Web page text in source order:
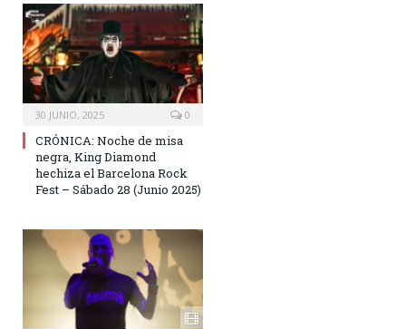
30 JUNIO, 2025 0
CRÓNICA: Noche de misa
negra, King Diamond
hechiza el Barcelona Rock
Fest – Sábado 28 (Junio 2025)